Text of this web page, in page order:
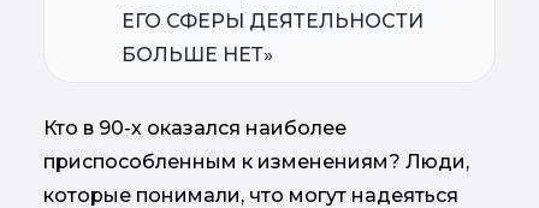
ЕГО СФЕРЫ ДЕЯТЕЛЬНОСТИ
БОЛЬШЕ НЕТ»
Кто в 90-х оказался наиболее
приспособленным к изменениям? Люди,
которые понимали, что могут надеяться